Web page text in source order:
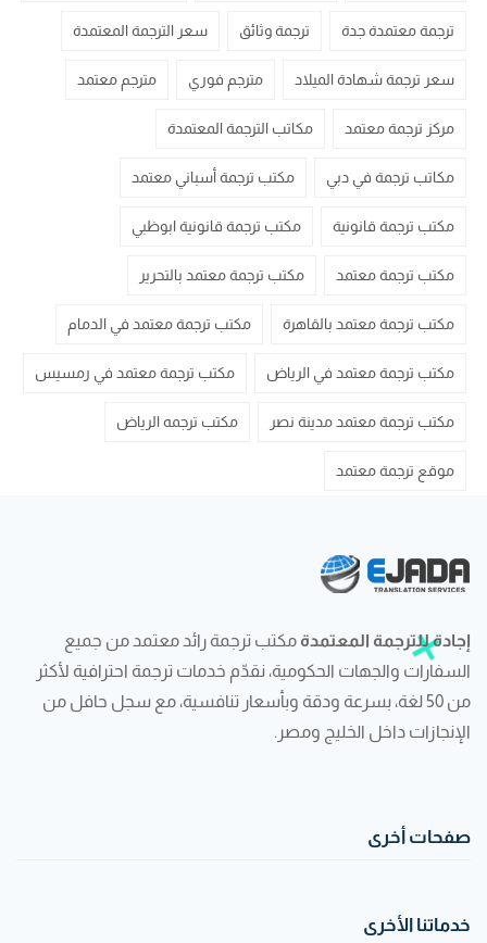
ترجمة معتمدة جدة ترجمة وثائق سعر الترجمة المعتمدة
سعر ترجمة شهادة الميلاد مترجم فوري مترجم معتمد
مركز ترجمة معتمد مكاتب الترجمة المعتمدة
مكاتب ترجمة في دبي مكتب ترجمة أسباني معتمد
مكتب ترجمة قانونية مكتب ترجمة قانونية ابوظبي
مكتب ترجمة معتمد مكتب ترجمة معتمد بالتحرير
مكتب ترجمة معتمد بالقاهرة مكتب ترجمة معتمد في الدمام
مكتب ترجمة معتمد في الرياض مكتب ترجمة معتمد في رمسيس
مكتب ترجمة معتمد مدينة نصر مكتب ترجمه الرياض
موقع ترجمة معتمد
إجادة للترجمة المعتمدة مكتب ترجمة رائد معتمد من جميع
السفارات والجهات الحكومية، نقدّم خدمات ترجمة احترافية لأكثر
من 50 لغة، بسرعة ودقة وبأسعار تنافسية، مع سجل حافل من
الإنجازات داخل الخليج ومصر.
صفحات أخرى
خدماتنا الأخرى